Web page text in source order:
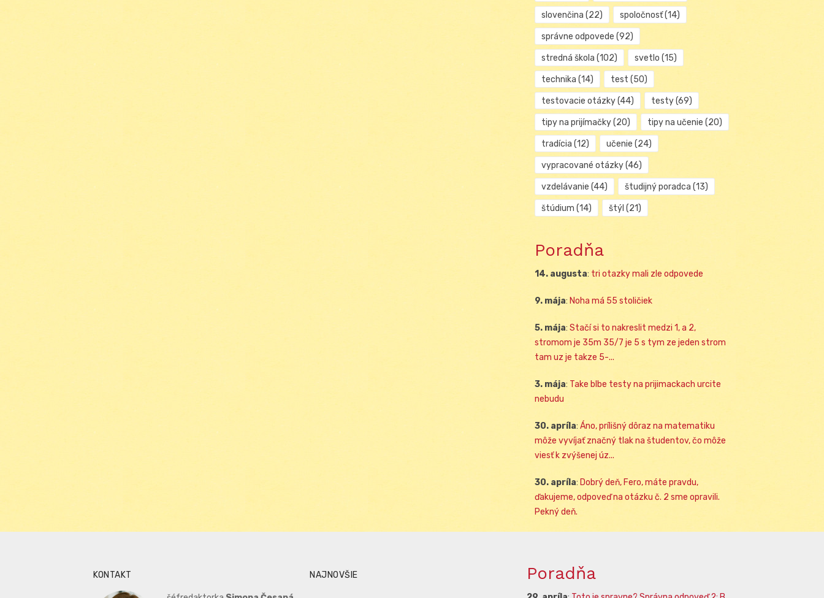
slovenčina (22) spoločnosť(14)
správne odpovede (92)
stredná škola (102) svetlo (15)
technika (14) test (50)
testovacie otázky(44) testy(69)
tipy na prijímačky(20) tipy na učenie (20)
tradícia (12) učenie (24)
vypracované otázky(46)
vzdelávanie (44) študijný poradca (13)
štúdium (14) štýl (21)
Poradňa
14. augusta: tri otazky mali zle odpovede
9. mája: Noha má 55 stoličiek
5. mája: Stačí si to nakreslit medzi 1, a 2,
stromom je 35m 35/7 je 5 s tym ze jeden strom
tam uz je takze 5-...
3. mája: Take blbe testy na prijimackach urcite
nebudu
30. apríla: Áno, prílišný dôraz na matematiku
môže vyvíjať značný tlak na študentov, čo môže
viesť k zvýšenej úz...
30. apríla: Dobrý deň, Fero, máte pravdu,
ďakujeme, odpoveď na otázku č. 2 sme opravili.
Pekný deň.
KONTAKT NAJNOVŠIE Poradňa